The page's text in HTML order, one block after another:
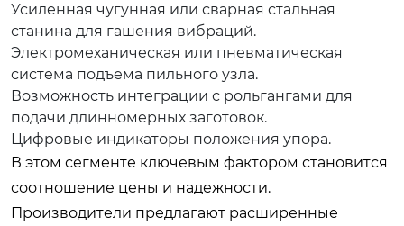
Усиленная чугунная или сварная стальная
станина для гашения вибраций.
Электромеханическая или пневматическая
система подъема пильного узла.
Возможность интеграции с рольгангами для
подачи длинномерных заготовок.
Цифровые индикаторы положения упора.
В этом сегменте ключевым фактором становится
соотношение цены и надежности.
Производители предлагают расширенные